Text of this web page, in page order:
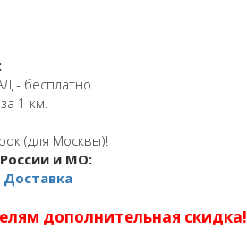
- бесплатно
1 км.
(для Москвы)!
и МО:
Доставка
дополнительная скидка!